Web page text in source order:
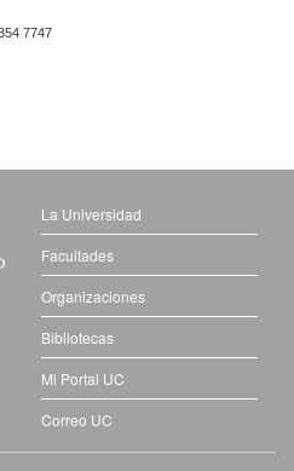
7747
La Universidad
Facultades
Organizaciones
Bibliotecas
Mi Portal UC
Correo UC